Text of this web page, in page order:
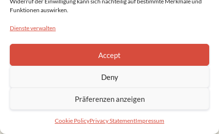
Funktionen auswirken.
Dienste verwalten
Accept
Deny
Präferenzen anzeigen
Cookie PolicyPrivacy StatementImpressum
Datenschutz
Cookie Policy (EU)